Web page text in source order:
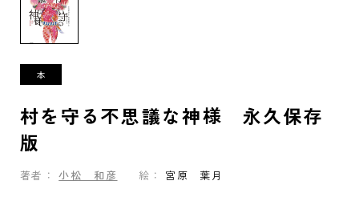
村を守る不思議な神様 永久保存
版
著者： 小松 和彦 絵： 宮原 葉月